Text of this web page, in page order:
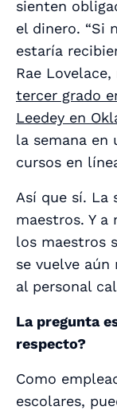
sienten
el dinero. “Si
estaría
Rae
tercer grado
Leedey en
la semana en
cursos en
Así que sí. La
maestros. Y
los maestros
se vuelve
al personal
La pregunta
respecto?
Como
escolares,